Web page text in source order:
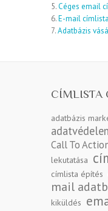
5.Céges email
6.E-mail címlista
7.Adatbázis
CÍMLISTA
adatbázis
Call To
lekutatása
címlista építés
mail
kiküldés